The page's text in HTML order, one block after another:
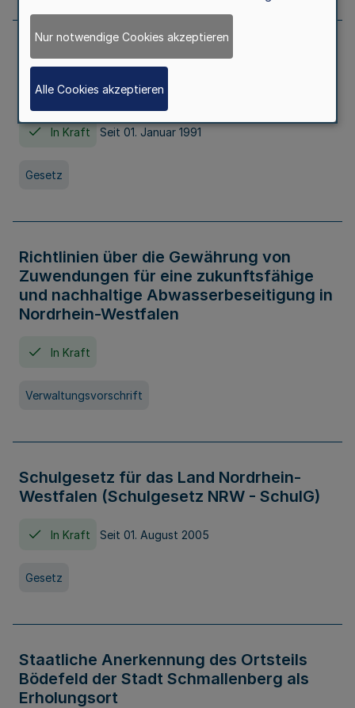
Erstes Gesetz zur Ausführung des
Kinder- und Jugendhilfegesetzes - AG -
KJHG -
In Kraft Seit 01. Januar 1991
Gesetz
Richtlinien über die Gewährung von
Zuwendungen für eine zukunftsfähige
und nachhaltige Abwasserbeseitigung in
Nordrhein-Westfalen
In Kraft
Verwaltungsvorschrift
Schulgesetz für das Land Nordrhein-
Westfalen (Schulgesetz NRW - SchulG)
In Kraft Seit 01. August 2005
Gesetz
Staatliche Anerkennung des Ortsteils
Bödefeld der Stadt Schmallenberg als
Erholungsort
Nur notwendige Cookies akzeptieren
Alle Cookies akzeptieren